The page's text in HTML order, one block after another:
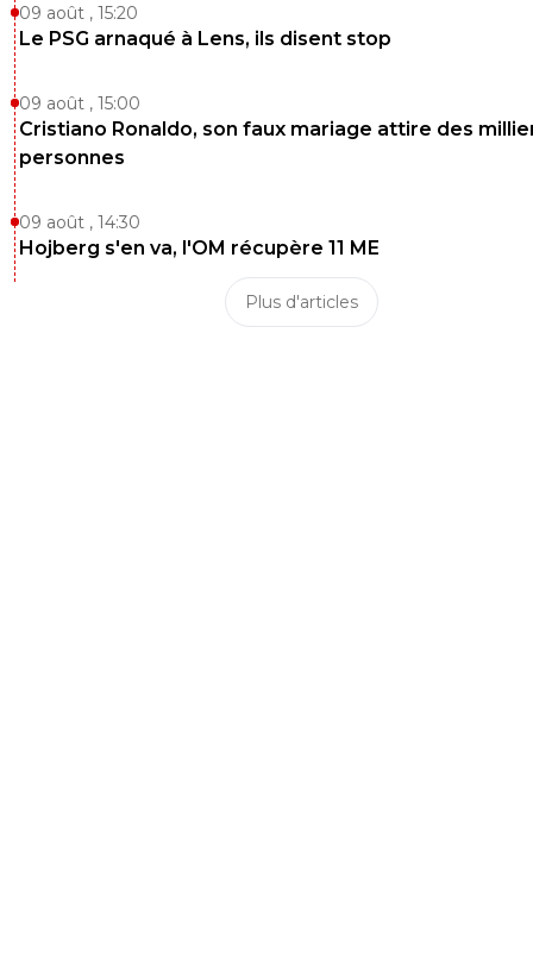
09 août , 15:20
Le PSG arnaqué à Lens, ils disent stop
09 août , 15:00
Cristiano Ronaldo, son faux mariage attire des
personnes
09 août , 14:30
Hojberg s'en va, l'OM récupère 11 ME
Plus d'articles